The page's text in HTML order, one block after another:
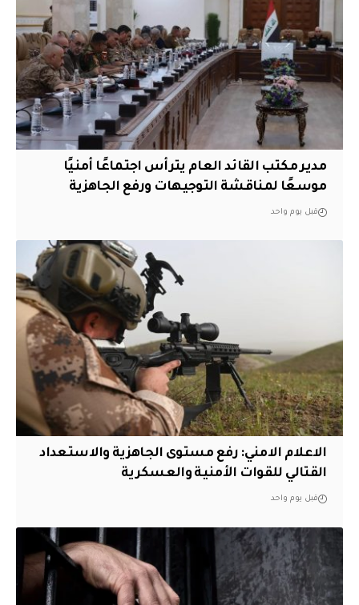
مدير مكتب القائد العام يترأس اجتماعًا أمنيًا
موسعًا لمناقشة التوجيهات ورفع الجاهزية
قبل يوم واحد
الاعلام الامني: رفع مستوى الجاهزية والاستعداد
القتالي للقوات الأمنية والعسكرية
قبل يوم واحد